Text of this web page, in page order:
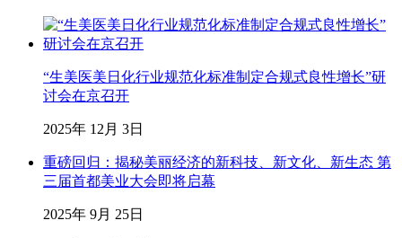
“生美医美日化行业规范化标准制定合规式良性增长”研
讨会在京召开
2025年 12月 3日
重磅回归：揭秘美丽经济的新科技、新文化、新生态 第
三届首都美业大会即将启幕
2025年 9月 25日